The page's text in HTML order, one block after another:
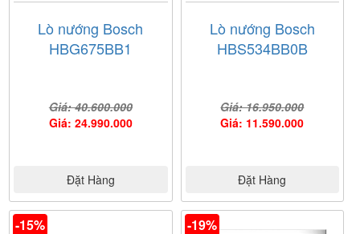
Lò nướng Bosch
HBG675BB1
Giá: 40.600.000
Giá: 24.990.000
Đặt Hàng
Lò nướng Bosch
HBS534BB0B
Giá: 16.950.000
Giá: 11.590.000
Đặt Hàng
-15% -19%